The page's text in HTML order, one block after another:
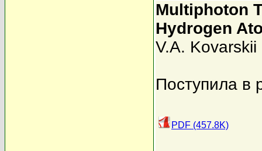
Multiphoton
Hydrogen
V.A. Kovarskii
Поступила в
PDF (457.8K)